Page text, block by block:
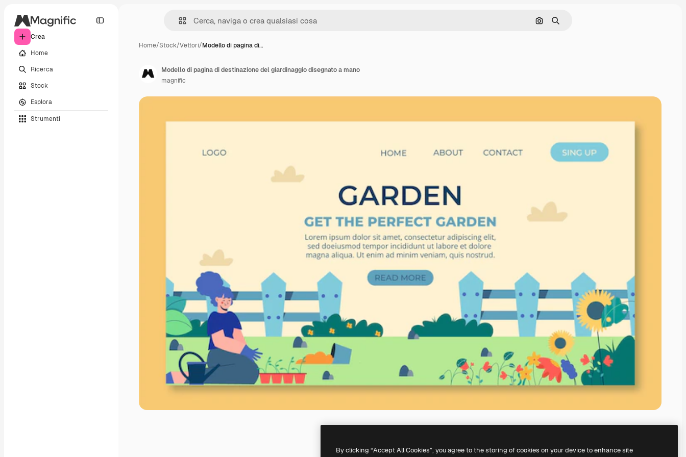
Crea
Home
Ricerca
Stock
Esplora
Strumenti
Cerca per immagine
Ricerca
Home/Stock/Vettori/Modello di pagina di…
Modello di pagina di destinazione del giardinaggio disegnato a mano
magnific
By clicking “Accept All Cookies”, you agree to the storing of cookies on your device to enhance site